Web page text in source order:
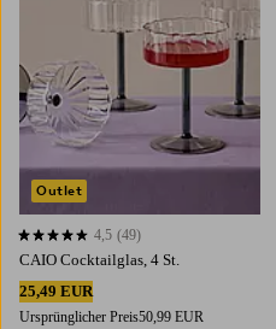
CAIO Cocktailglas, 4 St.
25,49 EUR
Ursprünglicher Preis50,99 EUR
4,5 basierend auf 49 Bewertungen
4,5 (49)
Outlet